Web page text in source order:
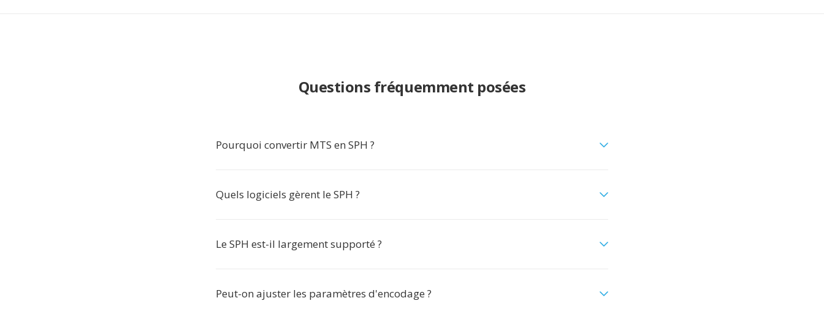
Questions fréquemment posées
Pourquoi convertir MTS en SPH ?
Quels logiciels gèrent le SPH ?
Le SPH est-il largement supporté ?
Peut-on ajuster les paramètres d'encodage ?